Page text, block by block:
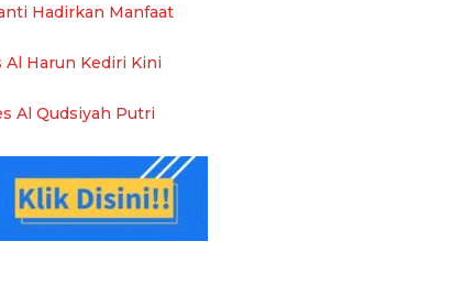
Hadirkan Manfaat
Al Harun Kediri Kini
Al Qudsiyah Putri